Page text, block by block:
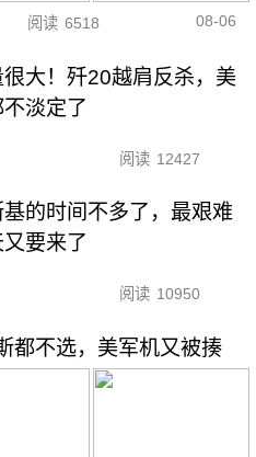
阅读 6518 08-06
大！歼20越肩反杀，美
淡定了
阅读 12427
基的时间不多了，最艰难
要来了
阅读 10950
都不选，美军机又被揍